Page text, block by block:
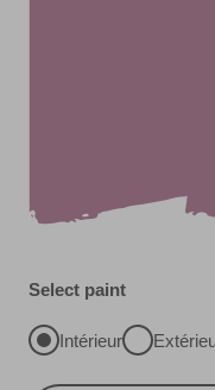
Select paint
Intérieur